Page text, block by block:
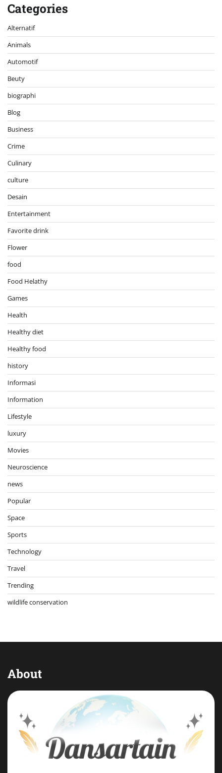
Categories
Alternatif
Animals
Automotif
Beuty
biographi
Blog
Business
Crime
Culinary
culture
Desain
Entertainment
Favorite drink
Flower
food
Food Helathy
Games
Health
Healthy diet
Healthy food
history
Informasi
Information
Lifestyle
luxury
Movies
Neuroscience
news
Popular
Space
Sports
Technology
Travel
Trending
wildlife conservation
About